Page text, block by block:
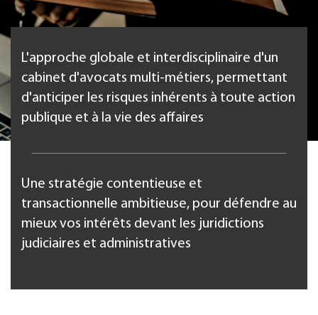
L'approche globale et interdisciplinaire d'un
cabinet d'avocats multi-métiers, permettant
d'anticiper les risques inhérents à toute action
publique et à la vie des affaires
Une stratégie contentieuse et
transactionnelle ambitieuse, pour défendre au
mieux vos intérêts devant les juridictions
judiciaires et administratives